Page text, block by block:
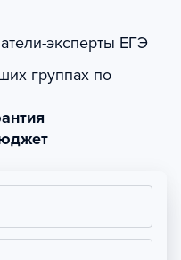
эксперты ЕГЭ
группах по